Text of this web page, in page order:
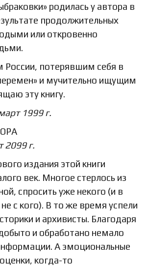
родилась у автора в
продолжительных
или откровенно
России, потерявшим себя в
и мучительно ищущим
эту книгу.
1999 г.
2099 г.
издания этой книги
век. Многое стерлось из
спросить уже некого (и в
с кого). В то же время успели
и архивисты. Благодаря
и обработано немало
А эмоциональные
когда-то